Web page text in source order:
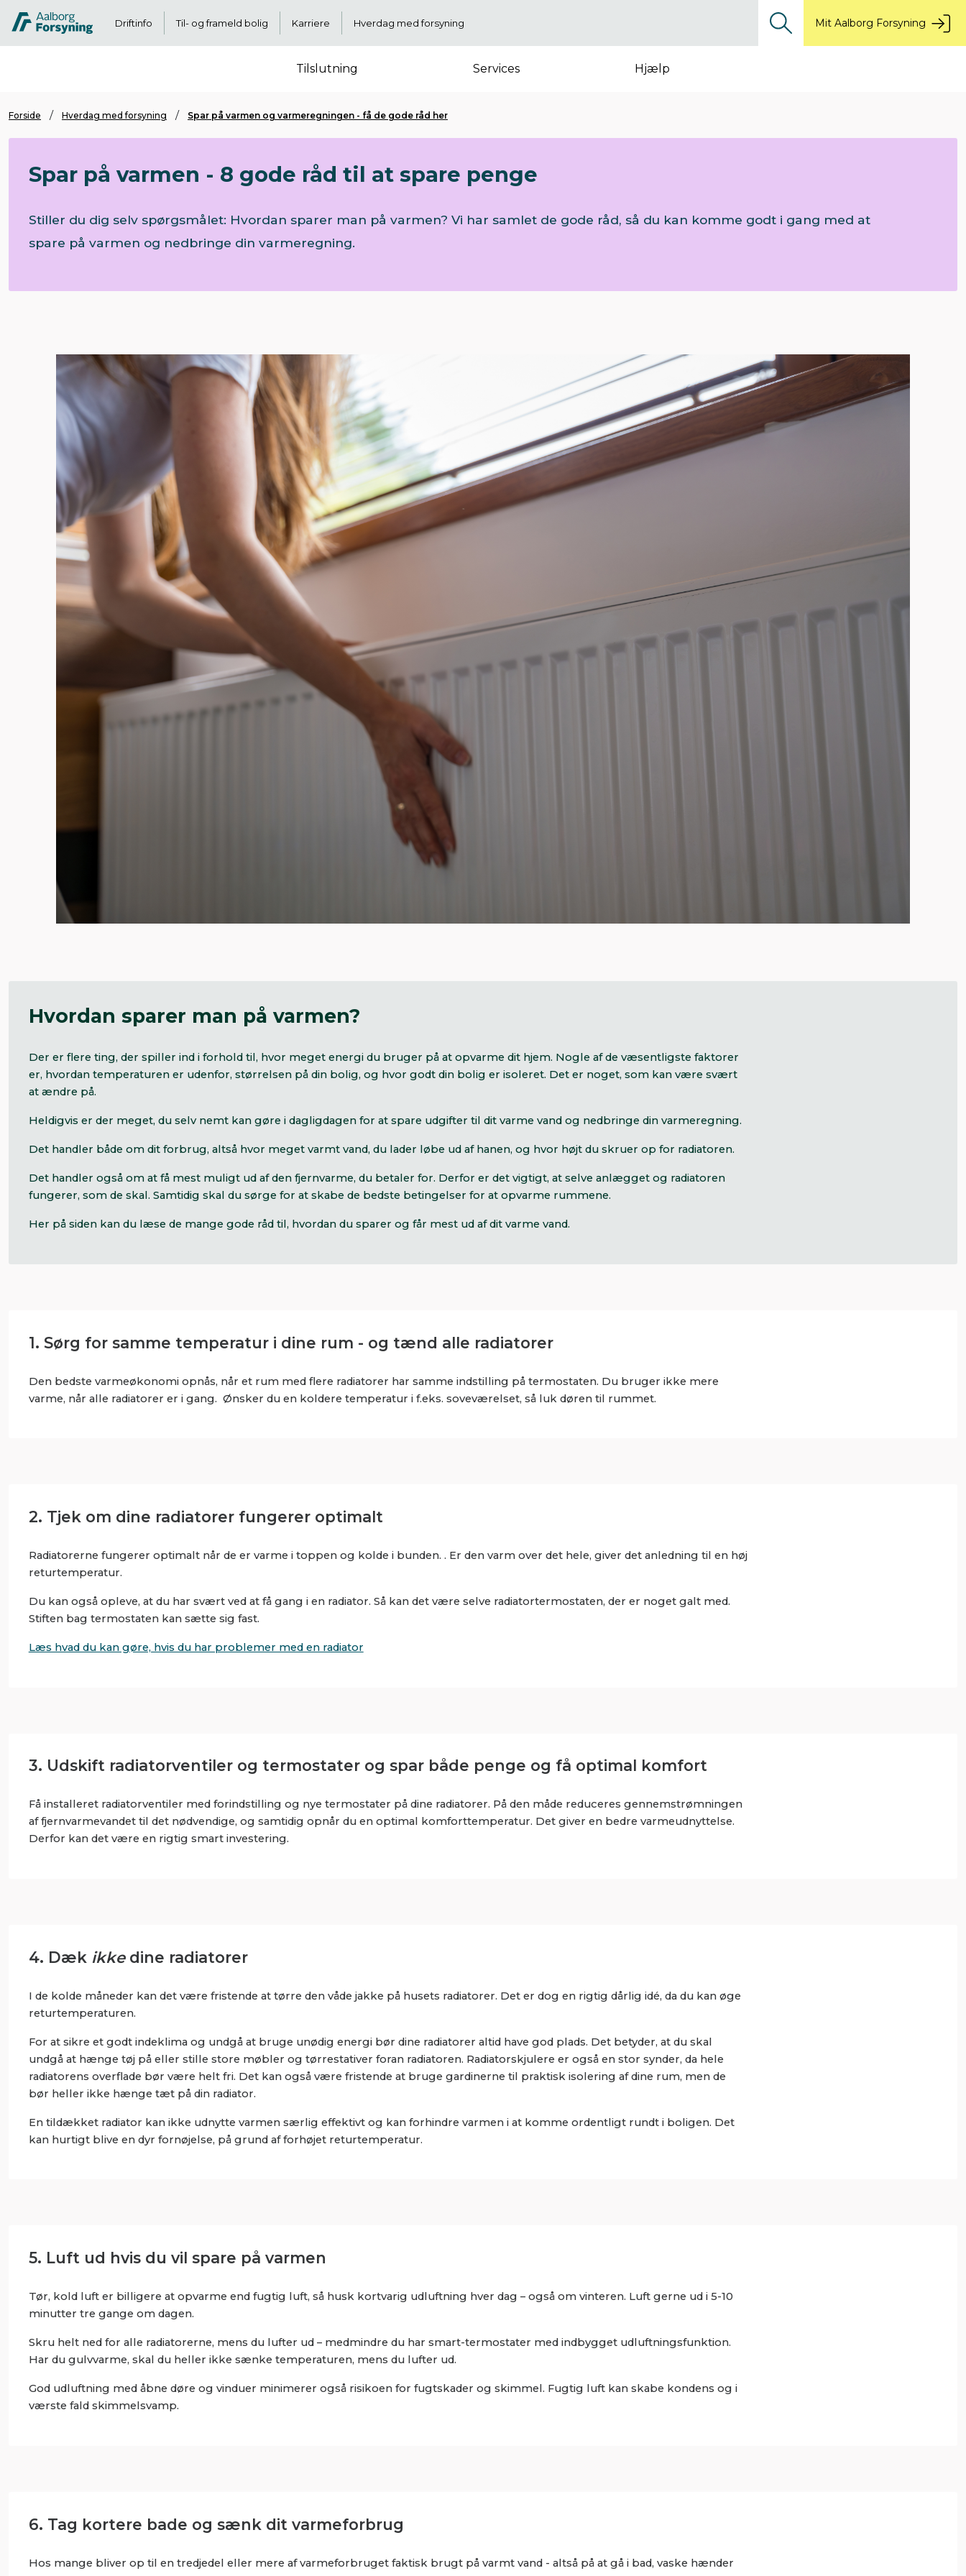
Driftinfo Til- og frameld bolig Karriere Hverdag med forsyning Mit Aalborg Forsyning
Tilslutning Services Hjælp
Forside Hverdag med forsyning Spar på varmen og varmeregningen - få de gode råd her
Spar på varmen - 8 gode råd til at spare penge
Stiller du dig selv spørgsmålet: Hvordan sparer man på varmen? Vi har samlet de gode råd, så du kan komme godt i gang med at
spare på varmen og nedbringe din varmeregning.
Hvordan sparer man på varmen?
Der er flere ting, der spiller ind i forhold til, hvor meget energi du bruger på at opvarme dit hjem. Nogle af de væsentligste faktorer
er, hvordan temperaturen er udenfor, størrelsen på din bolig, og hvor godt din bolig er isoleret. Det er noget, som kan være svært
at ændre på.
Heldigvis er der meget, du selv nemt kan gøre i dagligdagen for at spare udgifter til dit varme vand og nedbringe din varmeregning.
Det handler både om dit forbrug, altså hvor meget varmt vand, du lader løbe ud af hanen, og hvor højt du skruer op for radiatoren.
Det handler også om at få mest muligt ud af den fjernvarme, du betaler for. Derfor er det vigtigt, at selve anlægget og radiatoren
fungerer, som de skal. Samtidig skal du sørge for at skabe de bedste betingelser for at opvarme rummene.
Her på siden kan du læse de mange gode råd til, hvordan du sparer og får mest ud af dit varme vand.
1. Sørg for samme temperatur i dine rum - og tænd alle radiatorer
Den bedste varmeøkonomi opnås, når et rum med flere radiatorer har samme indstilling på termostaten. Du bruger ikke mere
varme, når alle radiatorer er i gang. Ønsker du en koldere temperatur i f.eks. soveværelset, så luk døren til rummet.
2. Tjek om dine radiatorer fungerer optimalt
Radiatorerne fungerer optimalt når de er varme i toppen og kolde i bunden. . Er den varm over det hele, giver det anledning til en høj
returtemperatur.
Du kan også opleve, at du har svært ved at få gang i en radiator. Så kan det være selve radiatortermostaten, der er noget galt med.
Stiften bag termostaten kan sætte sig fast.
Læs hvad du kan gøre, hvis du har problemer med en radiator
3. Udskift radiatorventiler og termostater og spar både penge og få optimal komfort
Få installeret radiatorventiler med forindstilling og nye termostater på dine radiatorer. På den måde reduceres gennemstrømningen
af fjernvarmevandet til det nødvendige, og samtidig opnår du en optimal komforttemperatur. Det giver en bedre varmeudnyttelse.
Derfor kan det være en rigtig smart investering.
4. Dæk ikkedine radiatorer
I de kolde måneder kan det være fristende at tørre den våde jakke på husets radiatorer. Det er dog en rigtig dårlig idé, da du kan øge
returtemperaturen.
For at sikre et godt indeklima og undgå at bruge unødig energi bør dine radiatorer altid have god plads. Det betyder, at du skal
undgå at hænge tøj på eller stille store møbler og tørrestativer foran radiatoren. Radiatorskjulere er også en stor synder, da hele
radiatorens overflade bør være helt fri. Det kan også være fristende at bruge gardinerne til praktisk isolering af dine rum, men de
bør heller ikke hænge tæt på din radiator.
En tildækket radiator kan ikke udnytte varmen særlig effektivt og kan forhindre varmen i at komme ordentligt rundt i boligen. Det
kan hurtigt blive en dyr fornøjelse, på grund af forhøjet returtemperatur.
5. Luft ud hvis du vil spare på varmen
Tør, kold luft er billigere at opvarme end fugtig luft, så husk kortvarig udluftning hver dag – også om vinteren. Luft gerne ud i 5-10
minutter tre gange om dagen.
Skru helt ned for alle radiatorerne, mens du lufter ud – medmindre du har smart-termostater med indbygget udluftningsfunktion.
Har du gulvvarme, skal du heller ikke sænke temperaturen, mens du lufter ud.
God udluftning med åbne døre og vinduer minimerer også risikoen for fugtskader og skimmel. Fugtig luft kan skabe kondens og i
værste fald skimmelsvamp.
6. Tag kortere bade og sænk dit varmeforbrug
Hos mange bliver op til en tredjedel eller mere af varmeforbruget faktisk brugt på varmt vand - altså på at gå i bad, vaske hænder